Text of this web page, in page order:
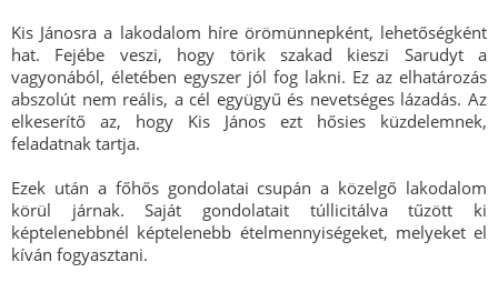
Kis Jánosra a lakodalom híre örömünnepként, lehetőségként
hat. Fejébe veszi, hogy törik szakad kieszi Sarudyt a
vagyonából, életében egyszer jól fog lakni. Ez az elhatározás
abszolút nem reális, a cél együgyű és nevetséges lázadás. Az
elkeserítő az, hogy Kis János ezt hősies küzdelemnek,
feladatnak tartja.
Ezek után a főhős gondolatai csupán a közelgő lakodalom
körül járnak. Saját gondolatait túllicitálva tűzött ki
képtelenebbnél képtelenebb ételmennyiségeket, melyeket el
kíván fogyasztani.